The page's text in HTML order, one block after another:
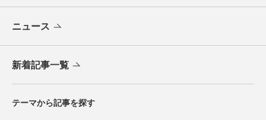
ニュース
新着記事一覧
テーマから記事を探す